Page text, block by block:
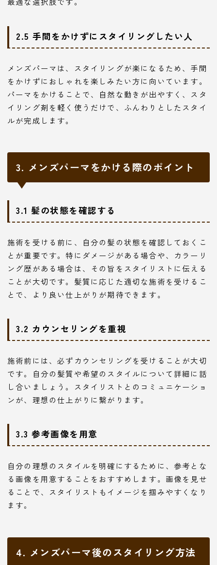
2.5 手間をかけずにスタイリングしたい人
メンズパーマは、スタイリングが楽になるため、手間
をかけずにおしゃれを楽しみたい方に向いています。
パーマをかけることで、自然な動きが出やすく、スタ
イリング剤を軽く使うだけで、ふんわりとしたスタイ
ルが完成します。
3. メンズパーマをかける際のポイント
3.1 髪の状態を確認する
施術を受ける前に、自分の髪の状態を確認しておくこ
とが重要です。特にダメージがある場合や、カラーリ
ング歴がある場合は、その旨をスタイリストに伝える
ことが大切です。髪質に応じた適切な施術を受けるこ
とで、より良い仕上がりが期待できます。
3.2 カウンセリングを重視
施術前には、必ずカウンセリングを受けることが大切
です。自分の髪質や希望のスタイルについて詳細に話
し合いましょう。スタイリストとのコミュニケーショ
ンが、理想の仕上がりに繋がります。
3.3 参考画像を用意
自分の理想のスタイルを明確にするために、参考とな
る画像を用意することをおすすめします。画像を見せ
ることで、スタイリストもイメージを掴みやすくなり
ます。
4. メンズパーマ後のスタイリング方法